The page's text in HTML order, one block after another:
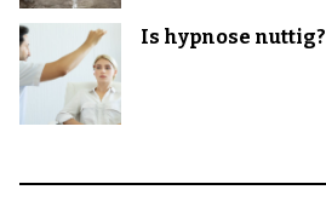
Is hypnose nuttig?